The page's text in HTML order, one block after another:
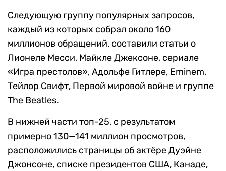
Следующую группу популярных запросов,
каждый из которых собрал около 160
миллионов обращений, составили статьи о
Лионеле Месси, Майкле Джексоне, сериале
«Игра престолов», Адольфе Гитлере, Eminem,
Тейлор Свифт, Первой мировой войне и группе
The Beatles.
В нижней части топ-25, с результатом
примерно 130—141 миллион просмотров,
расположились страницы об актёре Дуэйне
Джонсоне, списке президентов США, Канаде,